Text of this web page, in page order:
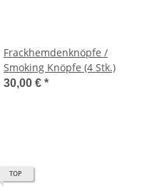
Frackhemdenknöpfe /
Smoking Knöpfe (4 Stk.)
30,00 € *
TOP